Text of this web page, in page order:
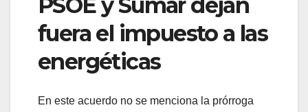
PSOE y Sumar dejan
fuera el impuesto a las
energéticas
En este acuerdo no se menciona la prórroga